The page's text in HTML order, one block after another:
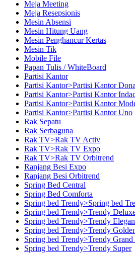
Meja Meeting
Meja Resepsionis
Mesin Absensi
Mesin Hitung Uang
Mesin Penghancur Kertas
Mesin Tik
Mobile File
Papan Tulis / WhiteBoard
Partisi Kantor
Partisi Kantor>Partisi Kantor
Partisi Kantor>Partisi Kantor
Partisi Kantor>Partisi Kantor
Partisi Kantor>Partisi Kantor Uno
Rak Sepatu
Rak Serbaguna
Rak TV>Rak TV Activ
Rak TV>Rak TV Expo
Rak TV>Rak TV Orbitrend
Ranjang Besi Expo
Ranjang Besi Orbitrend
Spring Bed Central
Spring Bed Comforta
Spring bed Trendy>Spring bed
Spring bed Trendy>Trendy
Spring bed Trendy>Trendy
Spring bed Trendy>Trendy
Spring bed Trendy>Trendy
Spring bed Trendy>Trendy Super